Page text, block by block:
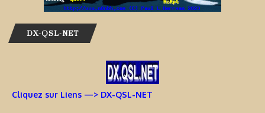
DX-QSL-NET
Cliquez sur Liens —> DX-QSL-NET